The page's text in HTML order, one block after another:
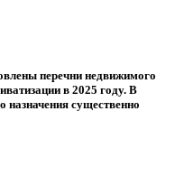
перечни недвижимого
в 2025 году. В
назначения существенно